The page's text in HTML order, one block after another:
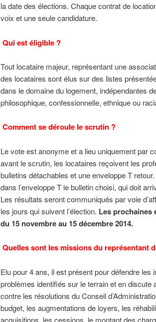
la date des élections. Chaque contrat de
voix et une seule candidature.
Qui est éligible ?
Tout locataire majeur, représentant une
des locataires sont élus sur des listes
dans le domaine du logement, indépendantes
philosophique, confessionnelle, ethnique ou
Comment se déroule le scrutin ?
Le vote est anonyme et a lieu uniquement par
avant le scrutin, les locataires reçoivent les
bulletins détachables et une enveloppe T
dans l’enveloppe T le bulletin choisi, qui doit
Les résultats seront communiqués par voie
les jours qui suivent l’élection. Les prochaines
du 15 novembre au 15 décembre 2014.
Quelles sont les missions du représentant
Elu pour 4 ans, il est présent pour défendre
problèmes identifiés sur le terrain et en discute
contre les résolutions du Conseil
budget, les augmentations de loyers, les
acquisitions, les cessions, le montant des